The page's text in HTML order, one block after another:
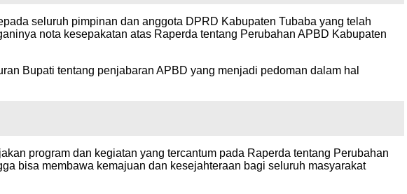
seluruh pimpinan dan anggota DPRD Kabupaten Tubaba yang telah
nota kesepakatan atas Raperda tentang Perubahan APBD Kabupaten
Bupati tentang penjabaran APBD yang menjadi pedoman dalam hal
program dan kegiatan yang tercantum pada Raperda tentang Perubahan
bisa membawa kemajuan dan kesejahteraan bagi seluruh masyarakat